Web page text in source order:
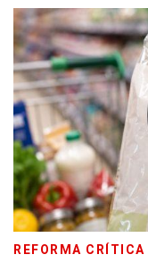
REFORMA CRÍTICA